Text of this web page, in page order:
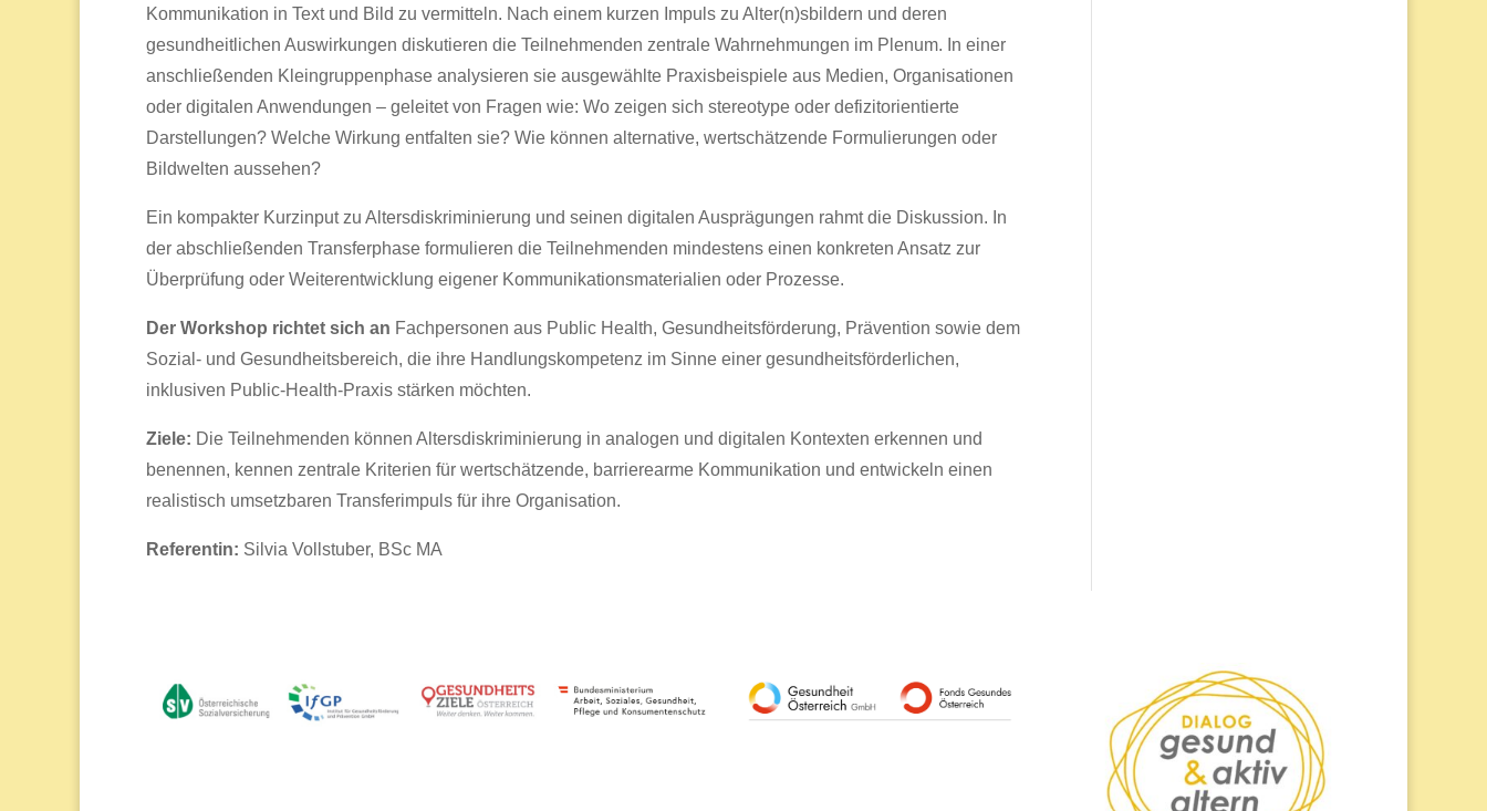
Kommunikation in Text und Bild zu vermitteln. Nach einem kurzen Impuls zu Alter(n)sbildern und deren
gesundheitlichen Auswirkungen diskutieren die Teilnehmenden zentrale Wahrnehmungen im Plenum. In einer
anschließenden Kleingruppenphase analysieren sie ausgewählte Praxisbeispiele aus Medien, Organisationen
oder digitalen Anwendungen – geleitet von Fragen wie: Wo zeigen sich stereotype oder defizitorientierte
Darstellungen? Welche Wirkung entfalten sie? Wie können alternative, wertschätzende Formulierungen oder
Bildwelten aussehen?
Ein kompakter Kurzinput zu Altersdiskriminierung und seinen digitalen Ausprägungen rahmt die Diskussion. In
der abschließenden Transferphase formulieren die Teilnehmenden mindestens einen konkreten Ansatz zur
Überprüfung oder Weiterentwicklung eigener Kommunikationsmaterialien oder Prozesse.
Der Workshop richtet sich an Fachpersonen aus Public Health, Gesundheitsförderung, Prävention sowie dem
Sozial- und Gesundheitsbereich, die ihre Handlungskompetenz im Sinne einer gesundheitsförderlichen,
inklusiven Public-Health-Praxis stärken möchten.
Ziele: Die Teilnehmenden können Altersdiskriminierung in analogen und digitalen Kontexten erkennen und
benennen, kennen zentrale Kriterien für wertschätzende, barrierearme Kommunikation und entwickeln einen
realistisch umsetzbaren Transferimpuls für ihre Organisation.
Referentin: Silvia Vollstuber, BSc MA